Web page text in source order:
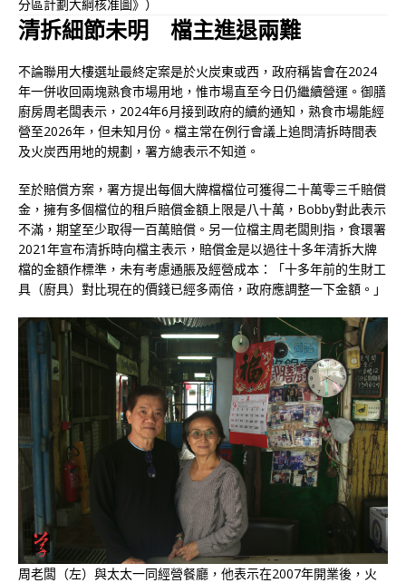
分區計劃大綱核准圖》）
清拆細節未明 檔主進退兩難
不論聯用大樓選址最終定案是於火炭東或西，政府稱皆會在2024
年一併收回兩塊熟食市場用地，惟市場直至今日仍繼續營運。御膳
廚房周老闆表示，2024年6月接到政府的續約通知，熟食市場能經
營至2026年，但未知月份。檔主常在例行會議上追問清拆時間表
及火炭西用地的規劃，署方總表示不知道。
至於賠償方案，署方提出每個大牌檔檔位可獲得二十萬零三千賠償
金，擁有多個檔位的租戶賠償金額上限是八十萬，Bobby對此表示
不滿，期望至少取得一百萬賠償。另一位檔主周老闆則指，食環署
2021年宣布清拆時向檔主表示，賠償金是以過往十多年清拆大牌
檔的金額作標準，未有考慮通脹及經營成本：
「十多年前的生財工
具（廚具）對比現在的價錢已經多兩倍，政府應調整一下金額。」
周老闆（左）與太太一同經營餐廳，他表示在2007年開業後，火